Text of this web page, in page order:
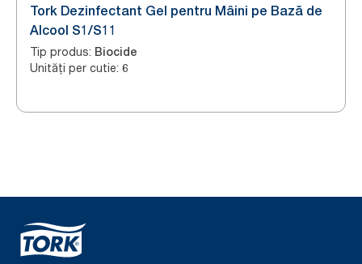
Tork Dezinfectant Gel pentru Mâini pe Bază de
Alcool S1/S11
Tip produs: Biocide
Unități per cutie: 6